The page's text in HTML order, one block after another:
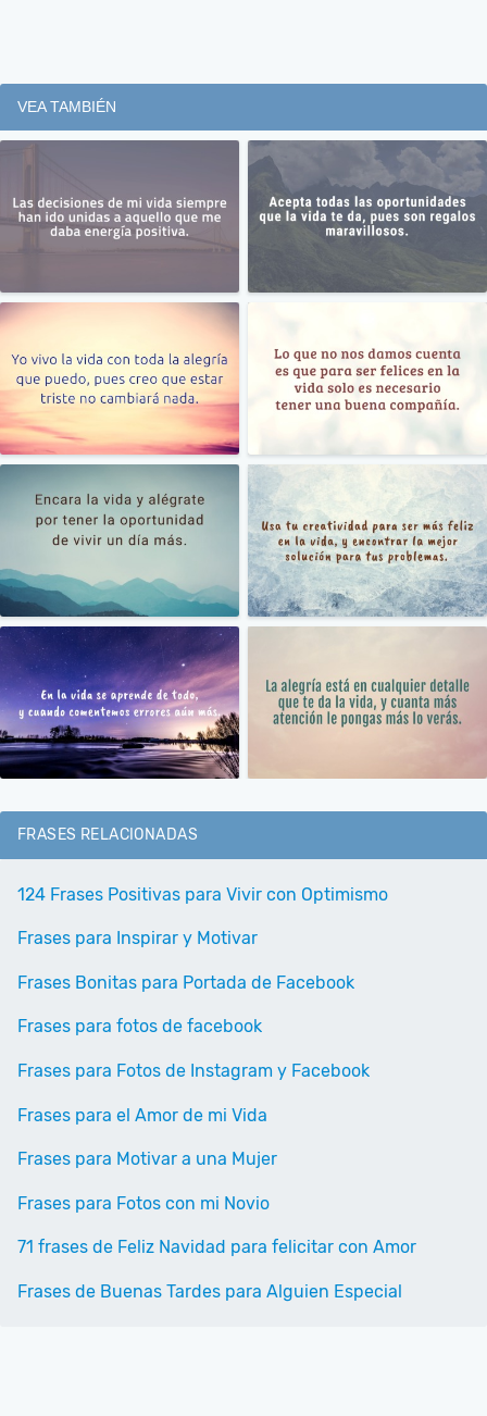
VEA TAMBIÉN
FRASES RELACIONADAS
124 Frases Positivas para Vivir con Optimismo
Frases para Inspirar y Motivar
Frases Bonitas para Portada de Facebook
Frases para fotos de facebook
Frases para Fotos de Instagram y Facebook
Frases para el Amor de mi Vida
Frases para Motivar a una Mujer
Frases para Fotos con mi Novio
71 frases de Feliz Navidad para felicitar con Amor
Frases de Buenas Tardes para Alguien Especial